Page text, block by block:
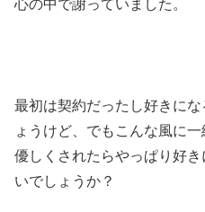
心の中で謝っていました。
最初は契約だったし好きに
ょうけど、でもこんな風に
優しくされたらやっぱり好
いでしょうか？